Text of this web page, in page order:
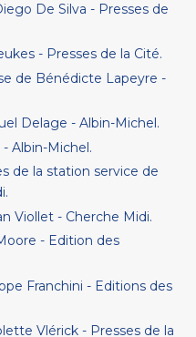
De Silva - Presses de
- Presses de la Cité.
de Bénédicte Lapeyre -
Delage - Albin-Michel.
Albin-Michel.
de la station service de
Viollet - Cherche Midi.
- Edition des
Franchini - Editions des
Vlérick - Presses de la